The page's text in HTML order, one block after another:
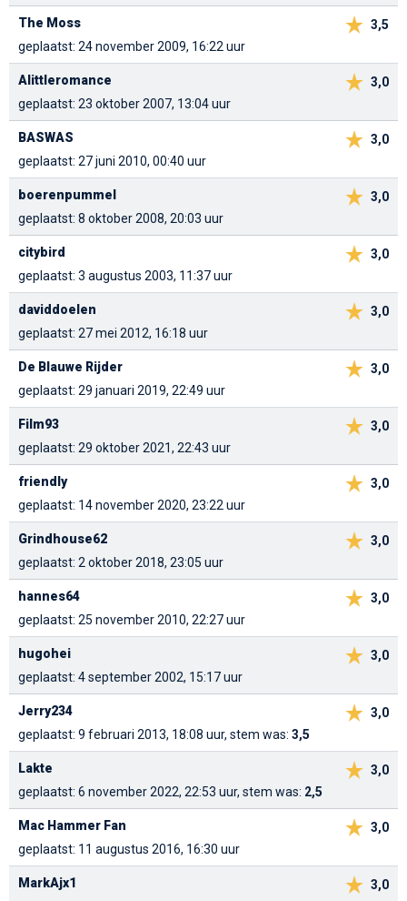
3,5
The Moss
geplaatst: 24 november 2009, 16:22 uur
3,0
Alittleromance
geplaatst: 23 oktober 2007, 13:04 uur
3,0
BASWAS
geplaatst: 27 juni 2010, 00:40 uur
3,0
boerenpummel
geplaatst: 8 oktober 2008, 20:03 uur
3,0
citybird
geplaatst: 3 augustus 2003, 11:37 uur
3,0
daviddoelen
geplaatst: 27 mei 2012, 16:18 uur
3,0
De Blauwe Rijder
geplaatst: 29 januari 2019, 22:49 uur
3,0
Film93
geplaatst: 29 oktober 2021, 22:43 uur
3,0
friendly
geplaatst: 14 november 2020, 23:22 uur
3,0
Grindhouse62
geplaatst: 2 oktober 2018, 23:05 uur
3,0
hannes64
geplaatst: 25 november 2010, 22:27 uur
3,0
hugohei
geplaatst: 4 september 2002, 15:17 uur
3,0
Jerry234
geplaatst: 9 februari 2013, 18:08 uur, stem was: 3,5
3,0
Lakte
geplaatst: 6 november 2022, 22:53 uur, stem was: 2,5
3,0
Mac Hammer Fan
geplaatst: 11 augustus 2016, 16:30 uur
3,0
MarkAjx1